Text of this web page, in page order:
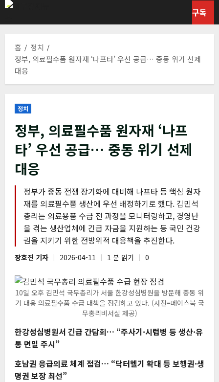
콘
구독
홈
정치
정부, 의료필수품 원자재 ‘나프타’ 우선 공급… 중동 위기 선제
대응
정치
정부, 의료필수품 원자재 ‘나프
타’ 우선 공급… 중동 위기 선제
대응
정부가 중동 전쟁 장기화에 대비해 나프타 등 핵심 원자
재를 의료필수품 생산에 우선 배정하기로 했다. 김민석
총리는 의료용품 수급 전 과정을 모니터링하고, 경영난
을 겪는 생산업체에 긴급 자금을 지원하는 등 국민 건강
권을 지키기 위한 전방위적 대응책을 추진한다.
장호진 기자 2026-04-11 1 분 읽기 0
10일 오후 김민석 국무총리가 서울 한강성심병원을 방문해 중동 위
기 대응 의료필수품 수급 대책을 점검하고 있다. (사진=페이스북 국
무총리비서실 제공)
한강성심병원서 긴급 간담회… “주사기·시럽병 등 생산·유
통 면밀 주시”
호남권 응급의료 체계 점검… “닥터헬기 확대 등 보행권·생
명권 보장 최선”